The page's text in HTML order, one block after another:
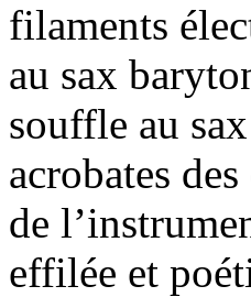
filaments
au sax
souffle au
acrobates
de
effilée et